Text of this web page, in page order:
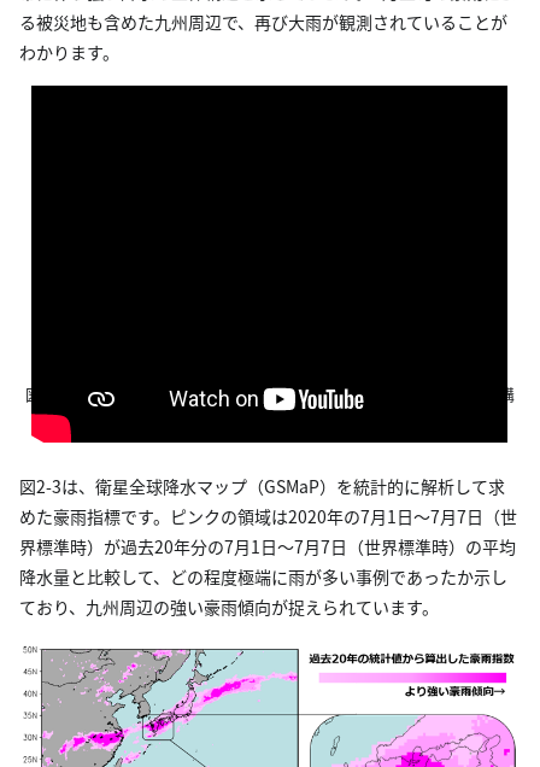
る被災地も含めた九州周辺で、再び大雨が観測されていることが
わかります。
図2-2. 2020年7月24日7時頃に九州地方で発生した線状降水帯の立体構
図2-3は、衛星全球降水マップ（GSMaP）を統計的に解析して求
めた豪雨指標です。ピンクの領域は2020年の7月1日～7月7日（世
界標準時）が過去20年分の7月1日～7月7日（世界標準時）の平均
降水量と比較して、どの程度極端に雨が多い事例であったか示し
ており、九州周辺の強い豪雨傾向が捉えられています。